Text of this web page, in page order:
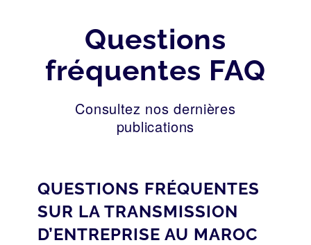
Questions
fréquentes FAQ
Consultez nos dernières
publications
QUESTIONS FRÉQUENTES
SUR LA TRANSMISSION
D’ENTREPRISE AU MAROC